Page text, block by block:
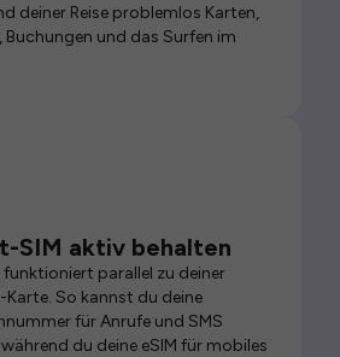
deiner Reise problemlos Karten,
und das Surfen im
SIM aktiv behalten
funktioniert parallel zu deiner
Karte. So kannst du deine
für Anrufe und SMS
du deine eSIM für mobiles